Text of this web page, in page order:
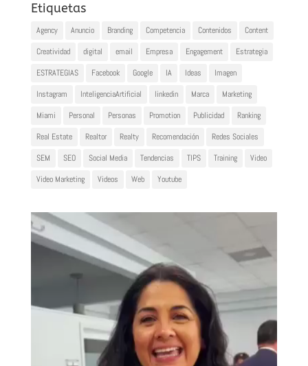
Etiquetas
Agency Anuncio Branding Competencia Contenidos
Content
Creatividad
digital email Empresa Engagement
Estrategia
ESTRATEGIAS
Facebook Google IA Ideas
Imagen
Instagram
InteligenciaArtificial linkedin Marca
Marketing
Miami
Personal Personas Promotion Publicidad
Ranking
Real Estate
Realtor Realty Recomendación
Redes Sociales
SEM
SEO Social Media Tendencias TIPS Training
Video
Video Marketing
Videos Web Youtube
Reproductor
de
vídeo